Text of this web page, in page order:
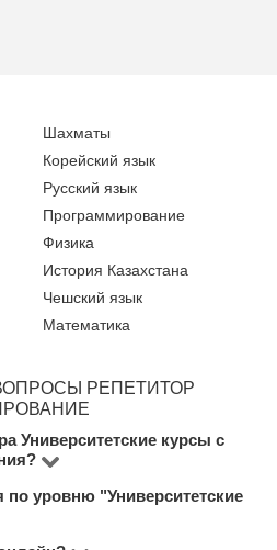
Шахматы
Корейский язык
Русский язык
Программирование
Физика
История Казахстана
Чешский язык
Математика
РЕПЕТИТОР
Университетские курсы с
курсы" с черчения и
2 репетиторов. Чтобы
по уровню "Университетские